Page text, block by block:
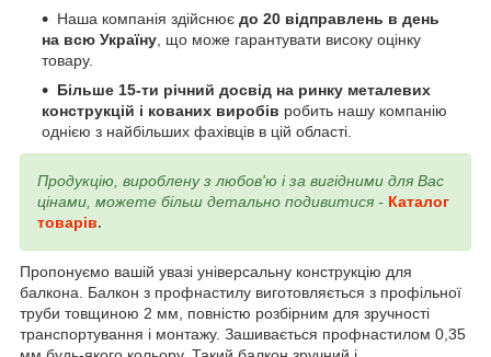
Наша компанія здійснює до 20 відправлень в день
на всю Україну, що може гарантувати високу оцінку
товару.
Більше 15-ти річний досвід на ринку металевих
конструкцій і кованих виробів робить нашу компанію
однією з найбільших фахівців в цій області.
Продукцію, вироблену з любов'ю і за вигідними для Вас
цінами, можете більш детально подивитися - Каталог
товарів.
Пропонуємо вашій увазі універсальну конструкцію для
балкона. Балкон з профнастилу виготовляється з профільної
труби товщиною 2 мм, повністю розбірним для зручності
транспортування і монтажу. Зашивається профнастилом 0,35